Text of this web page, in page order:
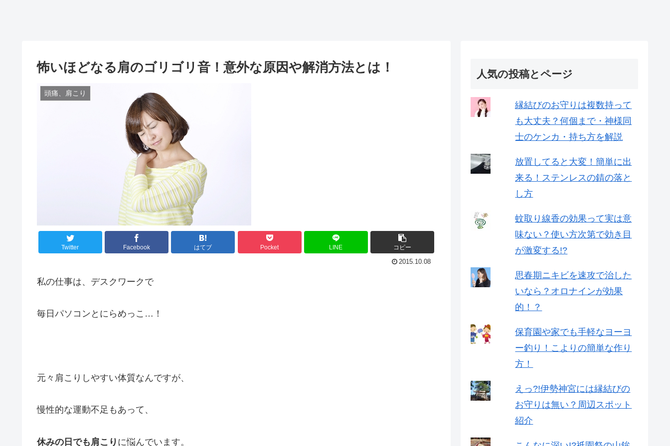
怖いほどなる肩のゴリゴリ音！意外な原因や解消方法とは！
頭痛、肩こり
Twitter Facebook はてブ Pocket LINE コピー
2015.10.08
私の仕事は、デスクワークで
毎日パソコンとにらめっこ…！
元々肩こりしやすい体質なんですが、
慢性的な運動不足もあって、
休みの日でも肩こり に悩んでいます。
人気の投稿とページ
縁結びのお守りは複数持って
も大丈夫？何個まで・神様同
士のケンカ・持ち方を解説
放置してると大変！簡単に出
来る！ステンレスの錆の落と
し方
蚊取り線香の効果って実は意
味ない？使い方次第で効き目
が激変する!?
思春期ニキビを速攻で治した
いなら？オロナインが効果
的！？
保育園や家でも手軽なヨーヨ
ー釣り！こよりの簡単な作り
方！
えっ?!伊勢神宮には縁結びの
お守りは無い？周辺スポット
紹介